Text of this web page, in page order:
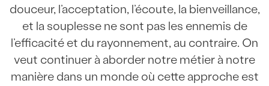
douceur, l’acceptation, l’écoute, la bienveillance,
et la souplesse ne sont pas les ennemis de
l’efficacité et du rayonnement, au contraire. On
veut continuer à aborder notre métier à notre
manière dans un monde où cette approche est